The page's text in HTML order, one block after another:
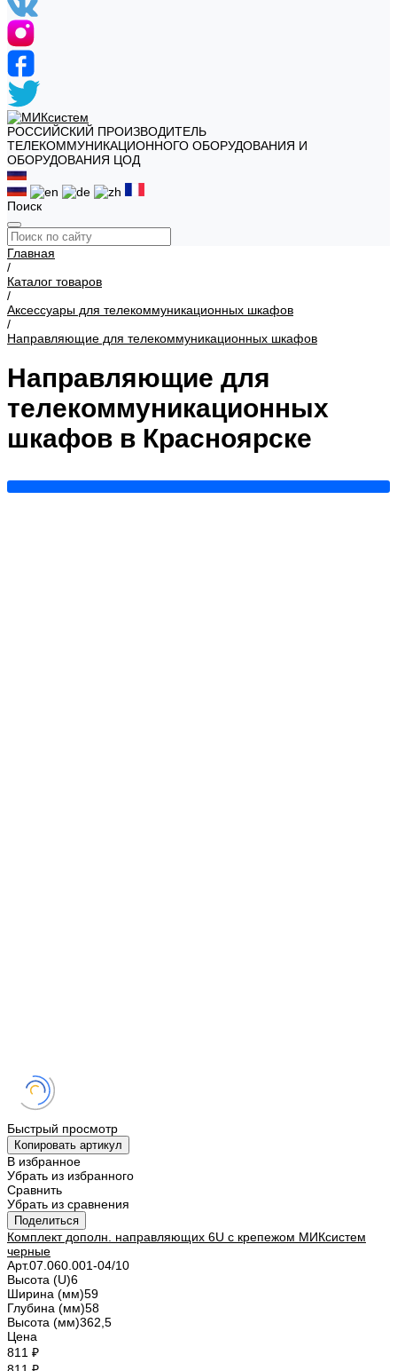
РОССИЙСКИЙ ПРОИЗВОДИТЕЛЬ
ТЕЛЕКОММУНИКАЦИОННОГО ОБОРУДОВАНИЯ И
ОБОРУДОВАНИЯ ЦОД
Поиск
Главная
/
Каталог товаров
/
Аксессуары для телекоммуникационных шкафов
/
Направляющие для телекоммуникационных шкафов
Направляющие для
телекоммуникационных
шкафов в Красноярске
Быстрый просмотр
Копировать артикул
В избранное
Убрать из избранного
Сравнить
Убрать из сравнения
Поделиться
Комплект дополн. направляющих 6U с крепежом МИКсистем
черные
Арт.07.060.001-04/10
Высота (U)6
Ширина (мм)59
Глубина (мм)58
Высота (мм)362,5
Цена
811 ₽